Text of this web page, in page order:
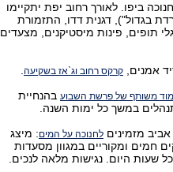
ביפו. לאורך רחוב יפת יתקיימו
בגדול"), דגנית דדו, התזמורת
תופים, פינות מיסטיקנים, מצעדים
קרקס רחוב וג`אז בשקיעה
משותף של פרשת השבוע בהנחיית
במשך כל ימות השנה.
מזמינים לחנוכה על המים: מיצג
חמים ומקוריים במגוון מסעדות